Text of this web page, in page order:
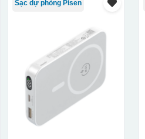
Hộp xi ly sứ
Sạc dự phòng Pisen